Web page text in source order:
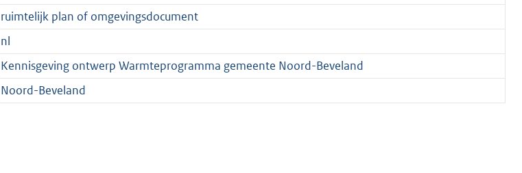
ruimtelijk plan of omgevingsdocument
nl
Kennisgeving ontwerp Warmteprogramma gemeente Noord-Beveland
Noord-Beveland